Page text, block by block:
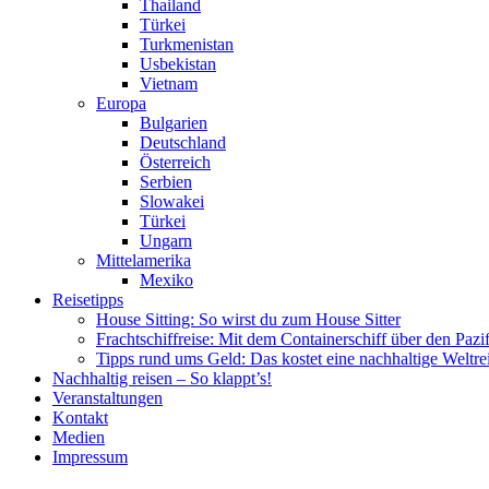
Thailand
Türkei
Turkmenistan
Usbekistan
Vietnam
Europa
Bulgarien
Deutschland
Österreich
Serbien
Slowakei
Türkei
Ungarn
Mittelamerika
Mexiko
Reisetipps
House Sitting: So wirst du zum House Sitter
Frachtschiffreise: Mit dem Containerschiff über den
Tipps rund ums Geld: Das kostet eine nachhaltige
Nachhaltig reisen – So klappt’s!
Veranstaltungen
Kontakt
Medien
Impressum